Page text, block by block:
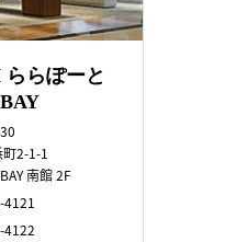
らぽーと
2-1-1
南館 2F
4121
4122